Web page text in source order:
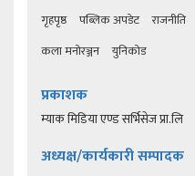
गृहपृष्ठ पब्लिक अपडेट राजनीति
कला मनोरञ्जन
युनिकोड
प्रकाशक
म्याक मिडिया एण्ड सर्भिसेज प्रा.लि
अध्यक्ष/कार्यकारी सम्पादक